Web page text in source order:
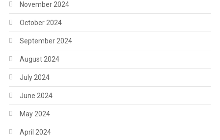
November 2024
October 2024
September 2024
August 2024
July 2024
June 2024
May 2024
April 2024